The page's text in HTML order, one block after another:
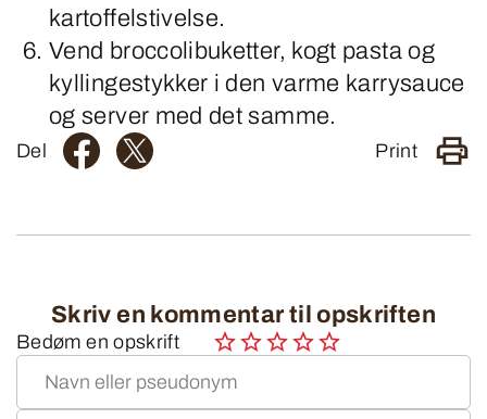
kartoffelstivelse.
Vend broccolibuketter, kogt pasta og
kyllingestykker i den varme karrysauce
og server med det samme.
Del Print
Skriv en kommentar til opskriften
Bedøm en opskrift